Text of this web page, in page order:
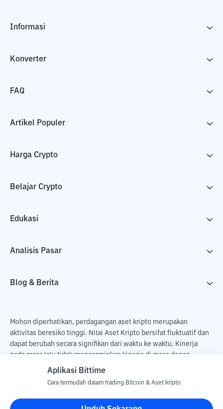
Informasi
Konverter
FAQ
Artikel Populer
Harga Crypto
Belajar Crypto
Edukasi
Analisis Pasar
Blog & Berita
Mohon diperhatikan, perdagangan aset kripto merupakan
aktivitas beresiko tinggi. Nilai Aset Kripto bersifat fluktuatif dan
dapat berubah secara signifikan dari waktu ke waktu. Kinerja
pada masa lalu tidak mencerminkan kinerja di masa depan.
Terdapat risiko kehilangan sebagai dampak dari membeli dan
pengguna. PT Utama Aset Digital Indonesia (Bittime) tidak
bertanggung jawab atas perubahan fluktuasi dari nilai tukar Aset
Aplikasi Bittime
Cara termudah dalam trading Bitcoin & Aset kripto